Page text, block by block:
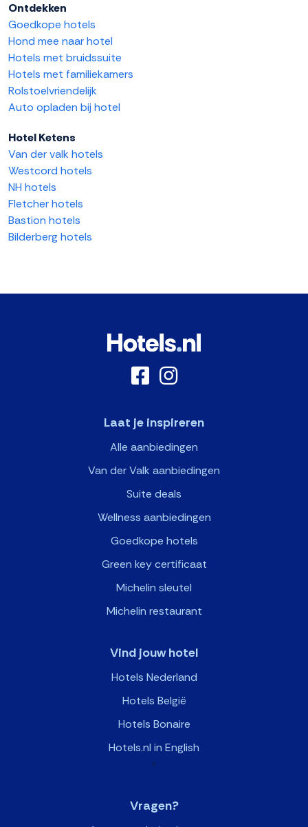
Ontdekken
Goedkope hotels
Hond mee naar hotel
Hotels met bruidssuite
Hotels met familiekamers
Rolstoelvriendelijk
Auto opladen bij hotel
Hotel Ketens
Van der valk hotels
Westcord hotels
NH hotels
Fletcher hotels
Bastion hotels
Bilderberg hotels
Laat je inspireren
Alle aanbiedingen
Van der Valk aanbiedingen
Suite deals
Wellness aanbiedingen
Goedkope hotels
Green key certificaat
Michelin sleutel
Michelin restaurant
Vind jouw hotel
Hotels Nederland
Hotels België
Hotels Bonaire
Hotels.nl in English
>
Vragen?